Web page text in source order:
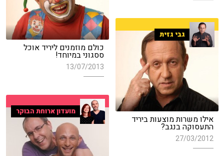
כולם מוזמנים ליריד אוכל
ססגוני במיוחד!
13/07/2013
גבי גזית
אילו משרות מוצעות ביריד
התעסוקה בנגב?
27/03/2012
מועדון ארוחת הבוקר